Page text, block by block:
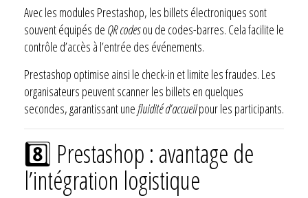
Avec les modules Prestashop, les billets électroniques sont
souvent équipés de QR codesou de codes-barres. Cela facilite le
contrôle d’accès à l’entrée des événements.
Prestashop optimise ainsi le check-in et limite les fraudes. Les
organisateurs peuvent scanner les billets en quelques
secondes, garantissant unefluidité d’accueilpour les participants.
8️⃣ Prestashop : avantage de
l’intégration logistique